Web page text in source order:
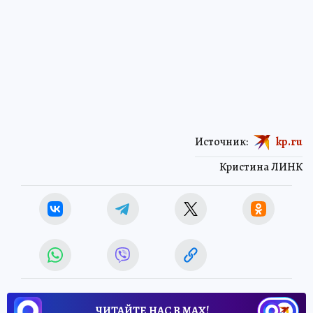
Кристина ЛИНК
Источник: kp.ru